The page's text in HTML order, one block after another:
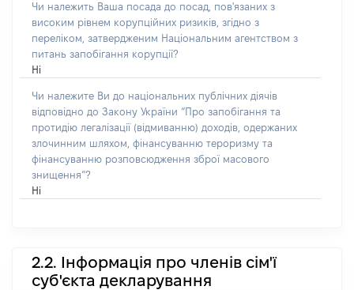
Чи належить Ваша посада до посад, пов'язаних з
високим рівнем корупційних ризиків, згідно з
переліком, затвердженим Національним агентством з
питань запобігання корупції?
Ні
Чи належите Ви до національних публічних діячів
відповідно до Закону України “Про запобігання та
протидію легалізації (відмиванню) доходів, одержаних
злочинним шляхом, фінансуванню тероризму та
фінансуванню розповсюдження зброї масового
знищення”?
Ні
2.2. Інформація про членів сім'ї
суб'єкта декларування